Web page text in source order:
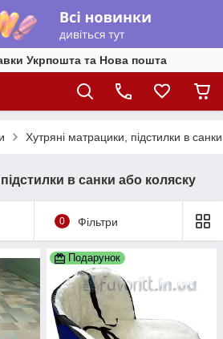
Укрпошта та Нова пошта
Хутряні матрацики, підстилки в
в санки або коляску
0 Фільтри
Подарунок